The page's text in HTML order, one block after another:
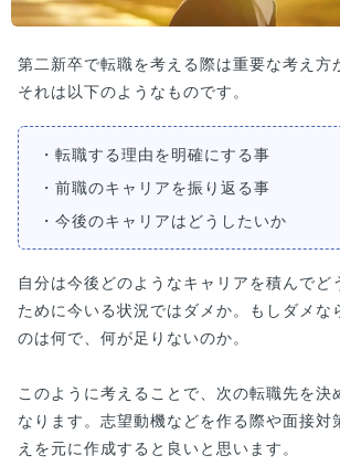
第二新卒で転職を考える際は重要な考え方
それは以下のようなものです。
・転職する理由を明確にする事
・前職のキャリアを振り返る事
・今後のキャリアはどうしたいか
自分は今後どのようなキャリアを積んでど
ために今いる状況ではダメか。もしダメな
のは何で、何が足りないのか。
このように考えることで、次の転職先を決
なります。志望動機などを作る際や面接対
えを元に作成すると良いと思います。